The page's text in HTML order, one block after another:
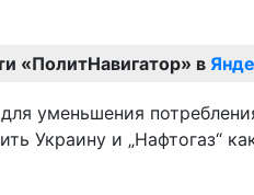
«ПолитНавигатор» в
уменьшения
Украину и